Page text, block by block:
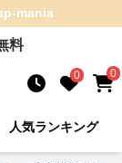
mania
料
0 0
人気ランキング